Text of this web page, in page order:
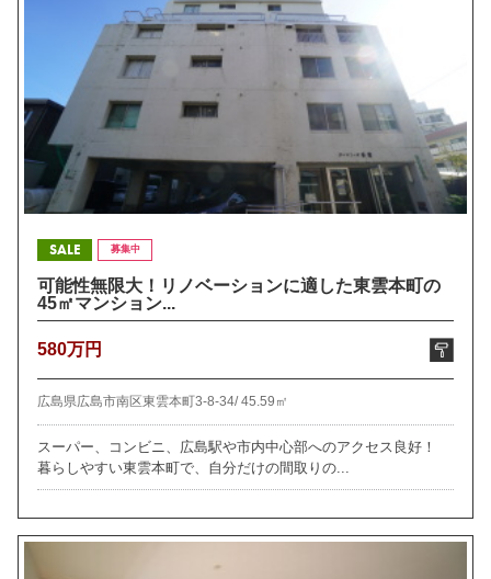
SALE 募集中
可能性無限大！リノベーションに適した東雲本町の
45㎡マンション...
580万円
広島県広島市南区東雲本町3-8-34/45.59㎡
スーパー、コンビニ、広島駅や市内中心部へのアクセス良好！
暮らしやすい東雲本町で、自分だけの間取りの...